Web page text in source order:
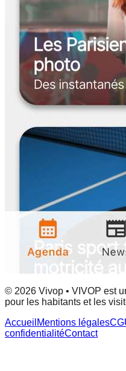
© 2026 Vivop • VIVOP est
pour les habitants et les
Accueil Mentions légales
confidentialitéContact